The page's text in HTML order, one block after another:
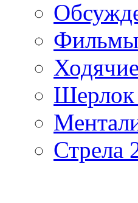
Фильмы
Шерлок
Стрела